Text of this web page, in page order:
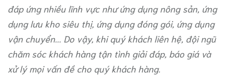
đáp ứng nhiều lĩnh vực nhưứng dụng nông sản, ứng
dụnglưu kho siêu thị, ứng dụng đóng gói, ứng dụng
vận chuyển... Do vậy, khi quý khách liên hệ, đội ngũ
chăm sóc khách hàng tận tình giải đáp, báo giá và
xử lý mọi vấn đề cho quý khách hàng.